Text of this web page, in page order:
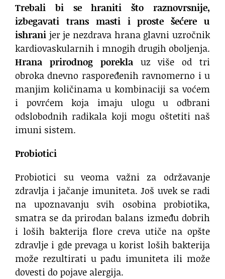
Trebali bi se hraniti što raznovrsnije,
izbegavati trans masti i proste šećere u
ishrani jer je nezdrava hrana glavni uzročnik
kardiovaskularnih i mnogih drugih oboljenja.
Hrana prirodnog porekla uz više od tri
obroka dnevno raspoređenih ravnomerno i u
manjim količinama u kombinaciji sa voćem
i povrćem koja imaju ulogu u odbrani
odslobodnih radikala koji mogu oštetiti naš
imuni sistem.
Probiotici
Probiotici su veoma važni za održavanje
zdravlja i jačanje imuniteta. Još uvek se radi
na upoznavanju svih osobina probiotika,
smatra se da prirodan balans između dobrih
i loših bakterija flore creva utiče na opšte
zdravlje i gde prevaga u korist loših bakterija
može rezultirati u padu imuniteta ili može
dovesti do pojave alergija.